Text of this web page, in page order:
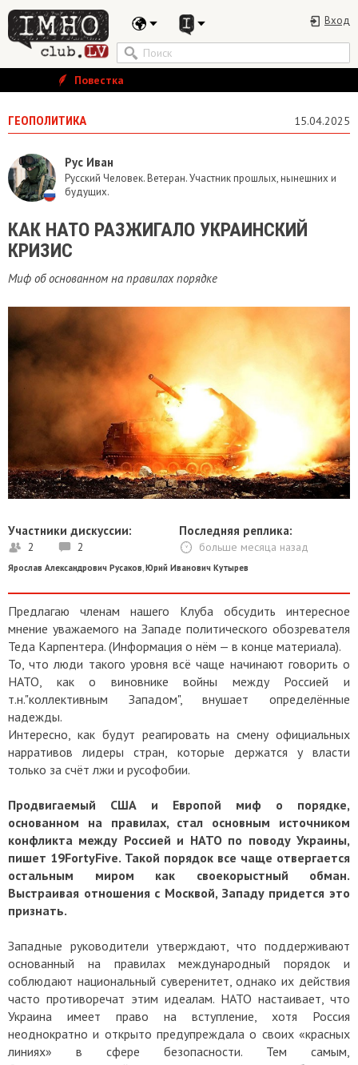
Вход
Повестка
ГЕОПОЛИТИКА 15.04.2025
Рус Иван
Русский Человек. Ветеран. Участник прошлых, нынешних и
будущих.
КАК НАТО РАЗЖИГАЛО УКРАИНСКИЙ
КРИЗИС
Миф об основанном на правилах порядке
Участники дискуссии:
2 2
Последняя реплика:
больше месяца назад
Ярослав Александрович Русаков Юрий Иванович Кутырев
Предлагаю членам нашего Клуба обсудить интересное
мнение уважаемого на Западе политического обозревателя
Теда Карпентера. (Информация о нём — в конце материала).
То, что люди такого уровня всё чаще начинают говорить о
НАТО, как о виновнике войны между Россией и
т.н."коллективным Западом", внушает определённые
надежды.
Интересно, как будут реагировать на смену официальных
нарративов лидеры стран, которые держатся у власти
только за счёт лжи и русофобии.
Продвигаемый США и Европой миф о порядке,
основанном на правилах, стал основным источником
конфликта между Россией и НАТО по поводу Украины,
пишет 19FortyFive. Такой порядок все чаще отвергается
остальным миром как своекорыстный обман.
Выстраивая отношения с Москвой, Западу придется это
признать.
Западные руководители утверждают, что поддерживают
основанный на правилах международный порядок и
соблюдают национальный суверенитет, однако их действия
часто противоречат этим идеалам. НАТО настаивает, что
Украина имеет право на вступление, хотя Россия
неоднократно и открыто предупреждала о своих «красных
линиях» в сфере безопасности. Тем самым,